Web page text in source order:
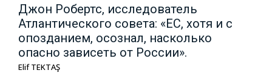
Джон Робертс, исследователь
Атлантического совета: «ЕС, хотя и с
опозданием, осознал, насколько
опасно зависеть от России».
Elif TEKTAŞ